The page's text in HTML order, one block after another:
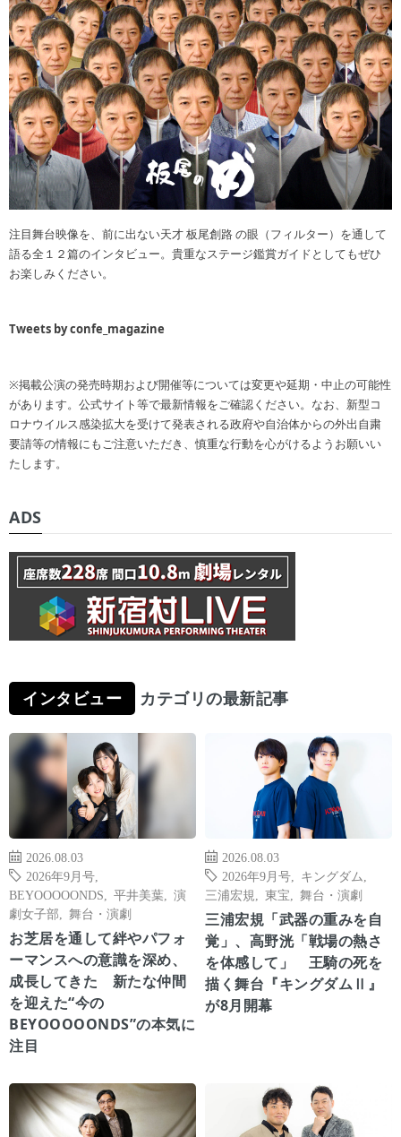
注目舞台映像を、前に出ない天才 板尾創路 の眼（フィルター）を通して
語る全１２篇のインタビュー。貴重なステージ鑑賞ガイドとしてもぜひ
お楽しみください。
Tweets by confe_magazine
※掲載公演の発売時期および開催等については変更や延期・中止の可能性
があります。公式サイト等で最新情報をご確認ください。なお、新型コ
ロナウイルス感染拡大を受けて発表される政府や自治体からの外出自粛
要請等の情報にもご注意いただき、慎重な行動を心がけるようお願いい
たします。
ADS
インタビュー カテゴリの最新記事
2026.08.03
2026年9月号
BEYOOOOONDS
平井美葉
演
劇女子部
舞台・演劇
お芝居を通して絆やパフォ
ーマンスへの意識を深め、
成長してきた 新たな仲間
を迎えた“今の
BEYOOOOONDS”の本気に
注目
2026.08.03
2026年9月号
キングダム
三浦宏規
東宝 舞台・演劇
三浦宏規「武器の重みを自
覚」、高野洸「戦場の熱さ
を体感して」 王騎の死を
描く舞台『キングダムⅡ』
が8月開幕